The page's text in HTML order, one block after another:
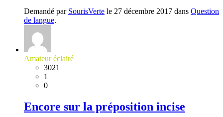
Demandé par SourisVerte le 27 décembre 2017 dans Question
de langue.
Amateur éclairé
3021
1
0
Encore sur la préposition incise